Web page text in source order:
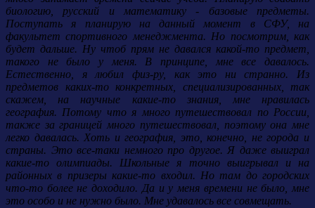
биологию, русский и математику - базовые предметы.
Поступать я планирую на данный момент в СФУ, на
факультет спортивного менеджмента. Но посмотрим, как
будет дальше. Ну чтоб прям не давался какой-то предмет,
такого не было у меня. В принципе, мне все давалось.
Естественно, я любил физ-ру, как это ни странно. Из
предметов каких-то конкретных, специализированных, так
скажем, на научные какие-то знания, мне нравилась
география. Потому что я много путешествовал по России,
также за границей много путешествовал, поэтому она мне
легко давалась. Хоть и география, это, конечно, не города и
страны. Это все-таки немного про другое. Я даже выиграл
какие-то олимпиады. Школьные я точно выигрывал и на
районных в призеры какие-то входил. Но там до городских
что-то более не доходило. Да и у меня времени не было, мне
это особо и не нужно было. Мне удавалось все совмещать.